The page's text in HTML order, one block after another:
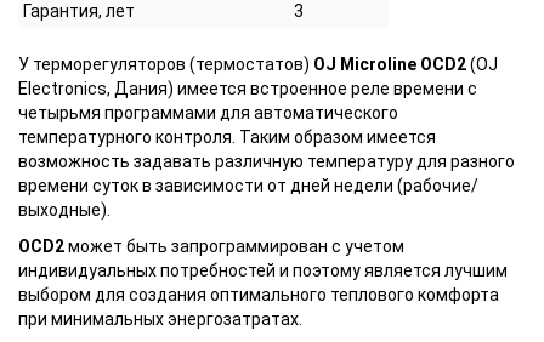
Гарантия, лет
3
У терморегуляторов (термостатов) OJ Microline OCD2(OJ
Electronics, Дания) имеется встроенное реле времени с
четырьмя программами для автоматического
температурного контроля. Таким образом имеется
возможность задавать различную температуру для разного
времени суток в зависимости от дней недели (рабочие/
выходные).
OCD2может быть запрограммирован с учетом
индивидуальных потребностей и поэтому является лучшим
выбором для создания оптимального теплового комфорта
при минимальных энергозатратах.